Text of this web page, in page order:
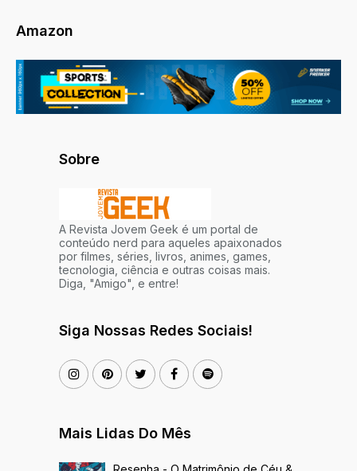
Amazon
Sobre
A Revista Jovem Geek é um portal de
conteúdo nerd para aqueles apaixonados
por filmes, séries, livros, animes, games,
tecnologia, ciência e outras coisas mais.
Diga, "Amigo", e entre!
Siga Nossas Redes Sociais!
Mais Lidas Do Mês